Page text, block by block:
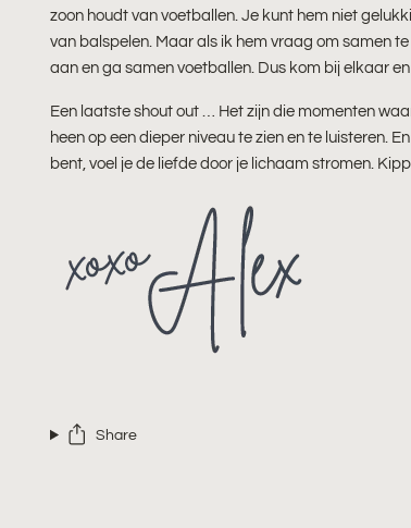
zoon houdt van voetballen. Je kunt hem niet
van balspelen. Maar als ik hem vraag om samen
aan en ga samen voetballen. Dus kom bij elkaar
Een laatste shout out … Het zijn die momenten
heen op een dieper niveau te zien en te luisteren.
bent, voel je de liefde door je lichaam stromen.
Share